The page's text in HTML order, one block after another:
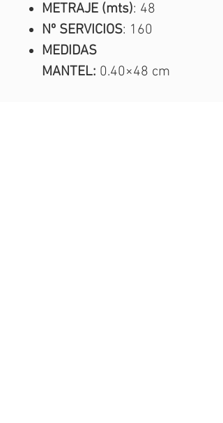
METRAJE (mts): 48
Nº SERVICIOS: 160
MEDIDAS
MANTEL: 0.40×48 cm